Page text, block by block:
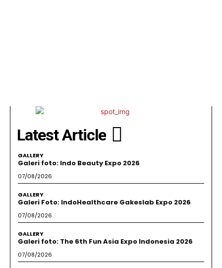
Latest Article
GALLERY
Galeri foto: Indo Beauty Expo 2026
07/08/2026
GALLERY
Galeri Foto: IndoHealthcare Gakeslab Expo 2026
07/08/2026
GALLERY
Galeri foto: The 6th Fun Asia Expo Indonesia 2026
07/08/2026